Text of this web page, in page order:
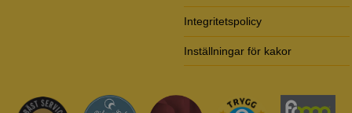
Integritetspolicy
Inställningar för kakor